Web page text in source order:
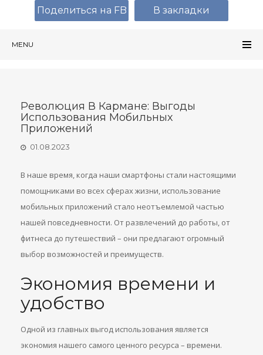
MENU
Революция В Кармане: Выгоды
Использования Мобильных
Приложений
01.08.2023
В наше время, когда наши смартфоны стали настоящими
помощниками во всех сферах жизни, использование
мобильных приложений стало неотъемлемой частью
нашей повседневности. От развлечений до работы, от
фитнеса до путешествий – они предлагают огромный
выбор возможностей и преимуществ.
Экономия времени и
удобство
Одной из главных выгод использования является
экономия нашего самого ценного ресурса – времени.
Поделиться на FB В закладки